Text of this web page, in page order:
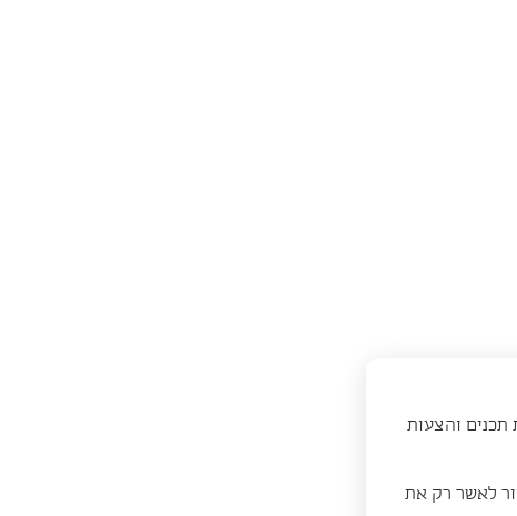
תכנים והצעות
לאשר רק את